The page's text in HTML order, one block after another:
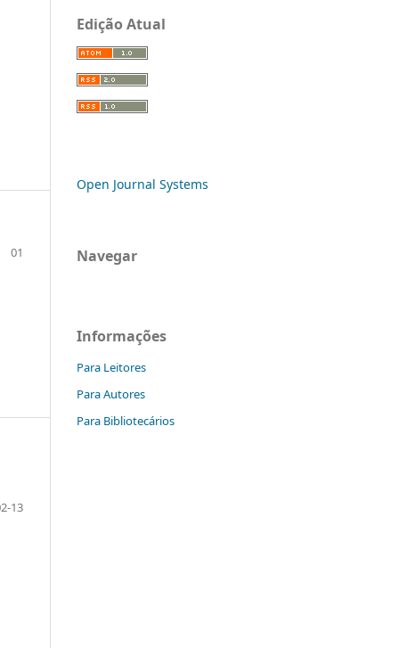
01
13
Edição Atual
Open Journal Systems
Navegar
Informações
Para Leitores
Para Autores
Para Bibliotecários